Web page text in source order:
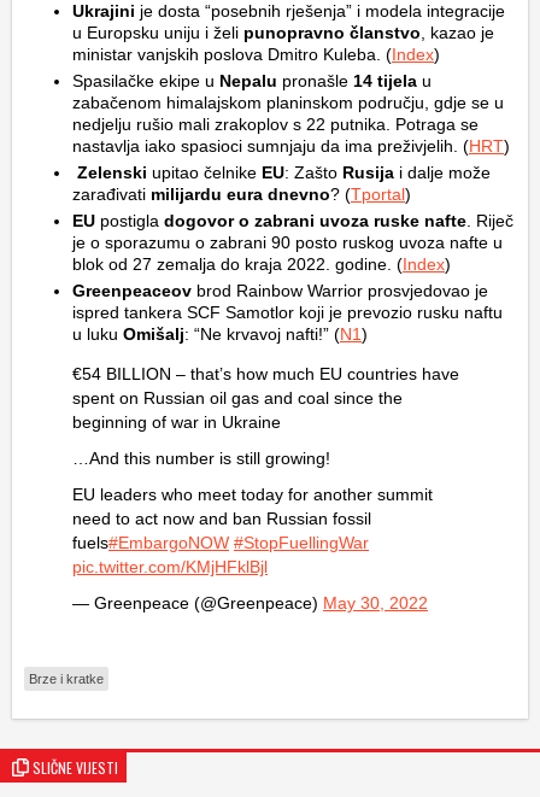
Ukrajini je dosta “posebnih rješenja” i modela integracije
u Europsku uniju i želi punopravno članstvo , kazao je
ministar vanjskih poslova Dmitro Kuleba. (Index)
Spasilačke ekipe u Nepalu pronašle 14 tijela u
zabačenom himalajskom planinskom području, gdje se u
nedjelju rušio mali zrakoplov s 22 putnika. Potraga se
nastavlja iako spasioci sumnjaju da ima preživjelih. (HRT)
Zelenski upitao čelnike EU: Zašto Rusija i dalje može
zarađivati milijardu eura dnevno? (Tportal)
EU postigla dogovor o zabrani uvoza ruske nafte . Riječ
je o sporazumu o zabrani 90 posto ruskog uvoza nafte u
blok od 27 zemalja do kraja 2022. godine. (Index)
Greenpeaceov brod Rainbow Warrior prosvjedovao je
ispred tankera SCF Samotlor koji je prevozio rusku naftu
u luku Omišalj: “Ne krvavoj nafti!” (N1)
€54 BILLION – that’s how much EU countries have
spent on Russian oil gas and coal since the
beginning of war in Ukraine
…And this number is still growing!
EU leaders who meet today for another summit
need to act now and ban Russian fossil
fuels#EmbargoNOW #StopFuellingWar
pic.twitter.com/KMjHFklBjl
— Greenpeace (@Greenpeace) May 30, 2022
Brze i kratke
SLIČNE VIJESTI